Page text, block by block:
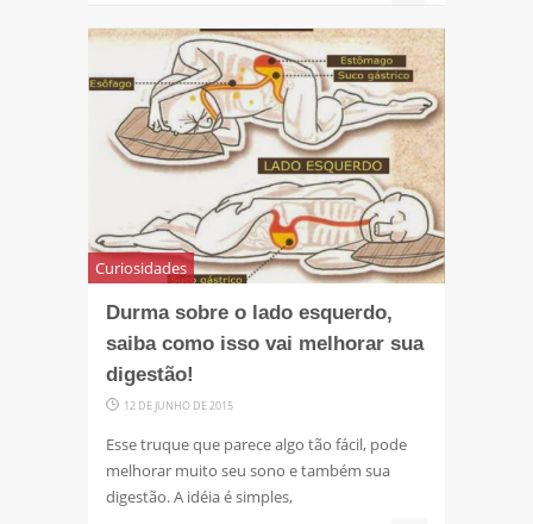
Curiosidades
Durma sobre o lado esquerdo,
saiba como isso vai melhorar sua
digestão!
12 DE JUNHO DE 2015
Esse truque que parece algo tão fácil, pode
melhorar muito seu sono e também sua
digestão. A idéia é simples,